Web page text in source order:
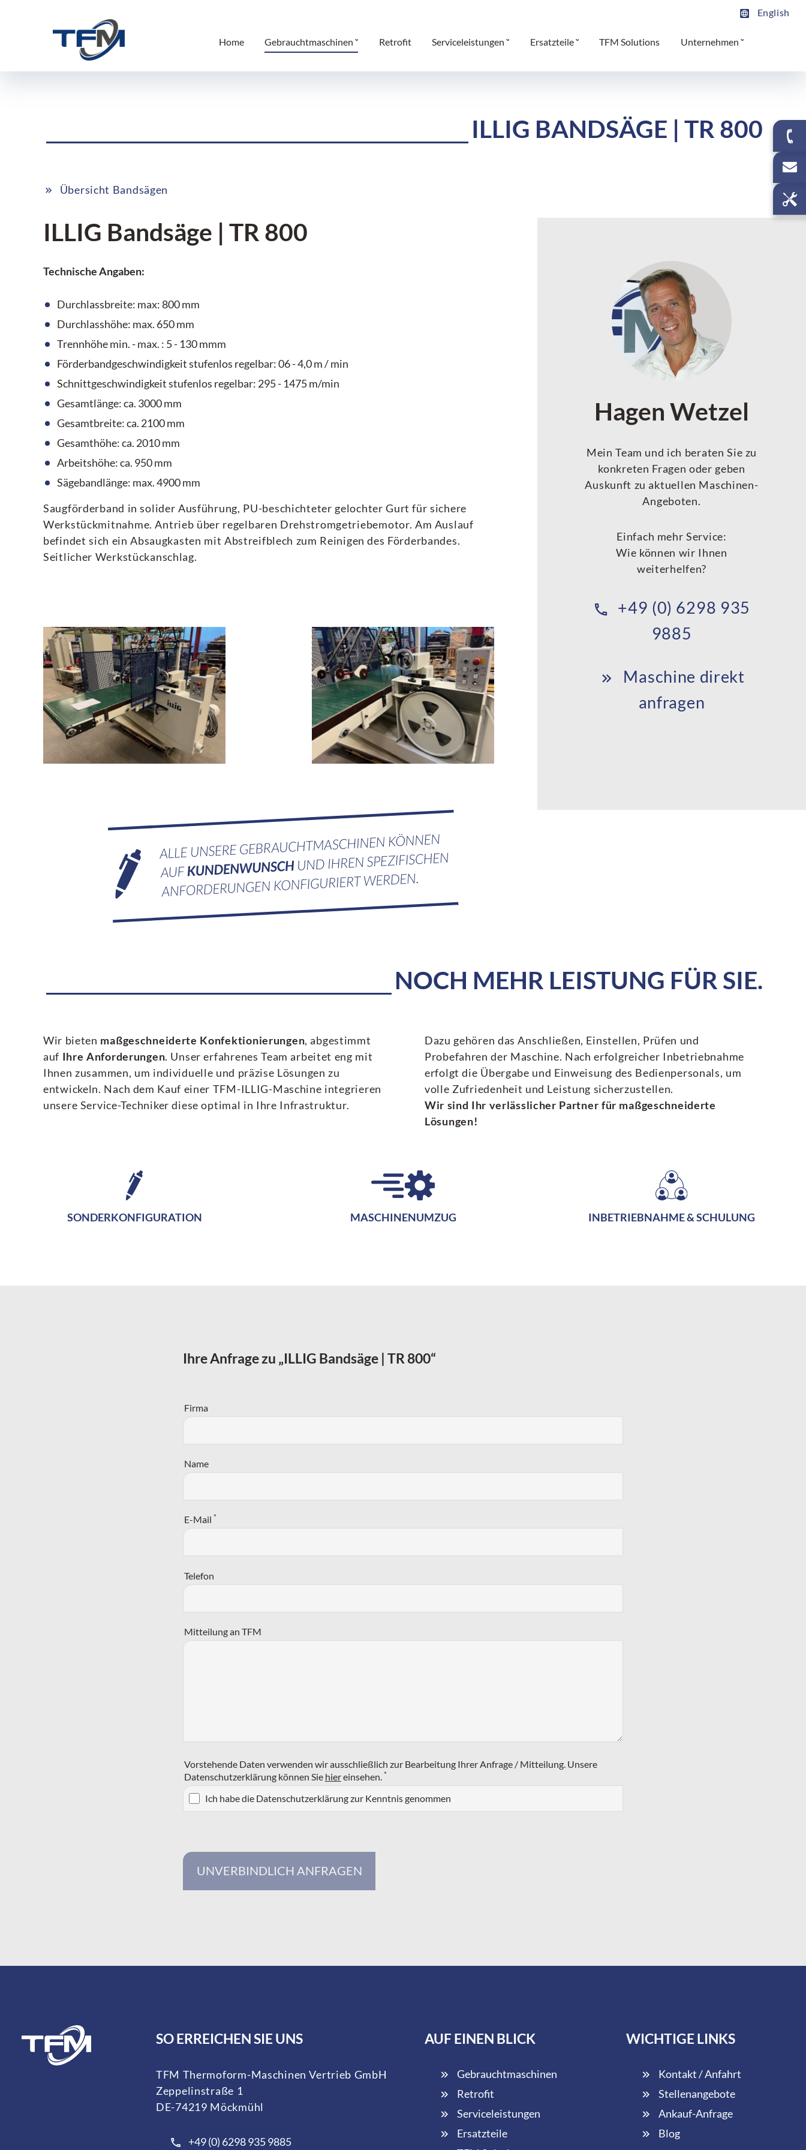
English
Home Gebrauchtmaschinen Retrofit Serviceleistungen Ersatzteile TFM Solutions Unternehmen
ILLIG BANDSÄGE | TR 800
Übersicht Bandsägen
ILLIG Bandsäge | TR 800
Technische Angaben:
Durchlassbreite: max: 800 mm
Durchlasshöhe: max. 650 mm
Trennhöhe min. - max. : 5 - 130 mmm
Förderbandgeschwindigkeit stufenlos regelbar: 06 - 4,0 m / min
Schnittgeschwindigkeit stufenlos regelbar: 295 - 1475 m/min
Gesamtlänge: ca. 3000 mm
Gesamtbreite: ca. 2100 mm
Gesamthöhe: ca. 2010 mm
Arbeitshöhe: ca. 950 mm
Sägebandlänge: max. 4900 mm
Saugförderband in solider Ausführung, PU-beschichteter gelochter Gurt für sichere
Werkstückmitnahme. Antrieb über regelbaren Drehstromgetriebemotor. Am Auslauf
befindet sich ein Absaugkasten mit Abstreifblech zum Reinigen des Förderbandes.
Seitlicher Werkstückanschlag.
Hagen Wetzel
Mein Team und ich beraten Sie zu
konkreten Fragen oder geben
Auskunft zu aktuellen Maschinen-
Angeboten.
Einfach mehr Service:
Wie können wir Ihnen
weiterhelfen?
+49 (0) 6298 935
9885
Maschine direkt
anfragen
NOCH MEHR LEISTUNG FÜR SIE.
Wir bieten maßgeschneiderte Konfektionierungen, abgestimmt
auf Ihre Anforderungen. Unser erfahrenes Team arbeitet eng mit
Ihnen zusammen, um individuelle und präzise Lösungen zu
entwickeln. Nach dem Kauf einer TFM-ILLIG-Maschine integrieren
unsere Service-Techniker diese optimal in Ihre Infrastruktur.
Dazu gehören das Anschließen, Einstellen, Prüfen und
Probefahren der Maschine. Nach erfolgreicher Inbetriebnahme
erfolgt die Übergabe und Einweisung des Bedienpersonals, um
volle Zufriedenheit und Leistung sicherzustellen.
Wir sind Ihr verlässlicher Partner für maßgeschneiderte
Lösungen!
SONDERKONFIGURATION MASCHINENUMZUG INBETRIEBNAHME & SCHULUNG
Ihre Anfrage zu „ILLIG Bandsäge | TR 800“
Firma
Name
E-Mail *
Telefon
Mitteilung an TFM
Vorstehende Daten verwenden wir ausschließlich zur Bearbeitung Ihrer Anfrage / Mitteilung. Unsere
Datenschutzerklärung können Sie hiereinsehen. *
Ich habe die Datenschutzerklärung zur Kenntnis genommen
UNVERBINDLICH ANFRAGEN
SO ERREICHEN SIE UNS
TFM Thermoform-Maschinen Vertrieb GmbH
Zeppelinstraße 1
DE-74219 Möckmühl
+49 (0) 6298 935 9885
AUF EINEN BLICK
Gebrauchtmaschinen
Retrofit
Serviceleistungen
Ersatzteile
WICHTIGE LINKS
Kontakt / Anfahrt
Stellenangebote
Ankauf-Anfrage
Blog